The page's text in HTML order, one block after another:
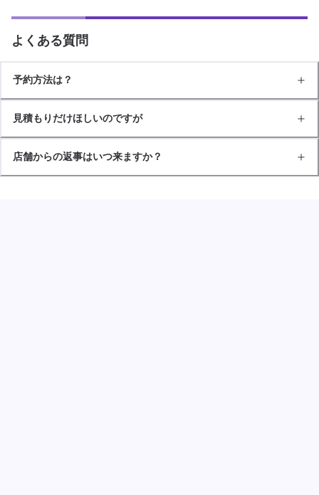
よくある質問
予約方法は？
見積もりだけほしいのですが
店舗からの返事はいつ来ますか？